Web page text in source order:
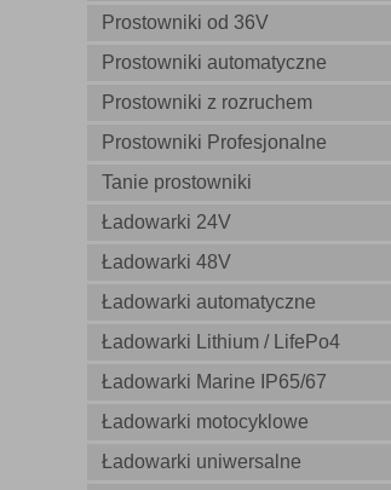
Prostowniki od 36V
Prostowniki automatyczne
Prostowniki z rozruchem
Prostowniki Profesjonalne
Tanie prostowniki
Ładowarki 24V
Ładowarki 48V
Ładowarki automatyczne
Ładowarki Lithium / LifePo4
Ładowarki Marine IP65/67
Ładowarki motocyklowe
Ładowarki uniwersalne